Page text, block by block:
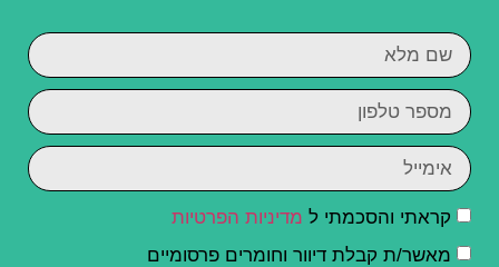
קראתי והסכמתי ל מדיניות הפרטיות
מאשר/ת קבלת דיוור וחומרים פרסומיים